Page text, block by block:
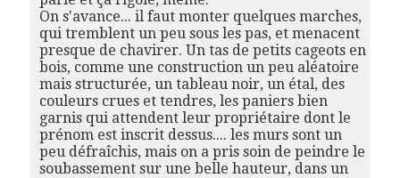
On s'avance... il faut monter quelques marches,
qui tremblent un peu sous les pas, et menacent
presque de chavirer. Un tas de petits cageots en
bois, comme une construction un peu aléatoire
mais structurée, un tableau noir, un étal, des
couleurs crues et tendres, les paniers bien
garnis qui attendent leur propriétaire dont le
prénom est inscrit dessus.... les murs sont un
peu défraîchis, mais on a pris soin de peindre le
soubassement sur une belle hauteur, dans un